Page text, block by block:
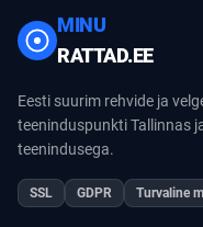
MINU
RATTAD.EE
Eesti suurim rehvide ja
teeninduspunkti Tallinnas
teenindusega.
SSL GDPR Turvaline